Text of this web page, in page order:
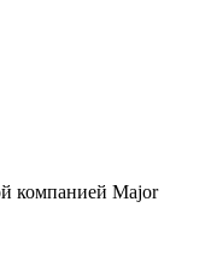
компанией Major